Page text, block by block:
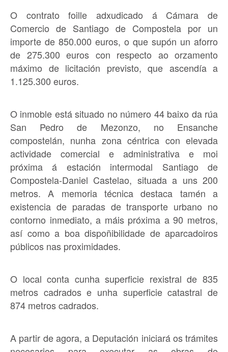
O contrato foille adxudicado á Cámara de
Comercio de Santiago de Compostela por un
importe de 850.000 euros, o que supón un aforro
de 275.300 euros con respecto ao orzamento
máximo de licitación previsto, que ascendía a
1.125.300 euros.
O inmoble está situado no número 44 baixo da rúa
San Pedro de Mezonzo, no Ensanche
compostelán, nunha zona céntrica con elevada
actividade comercial e administrativa e moi
próxima á estación intermodal Santiago de
Compostela-Daniel Castelao, situada a uns 200
metros. A memoria técnica destaca tamén a
existencia de paradas de transporte urbano no
contorno inmediato, a máis próxima a 90 metros,
así como a boa dispoñibilidade de aparcadoiros
públicos nas proximidades.
O local conta cunha superficie rexistral de 835
metros cadrados e unha superficie catastral de
874 metros cadrados.
A partir de agora, a Deputación iniciará os trámites